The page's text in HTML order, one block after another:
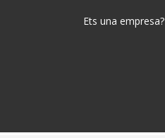
Ets una empresa?